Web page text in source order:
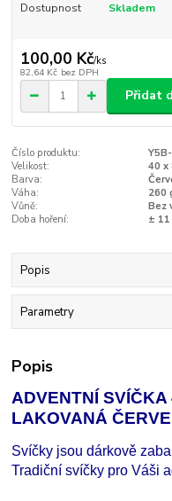
Dostupnost Skladem
100,00 Kč/ks
82,64 Kč bez DPH
Přidat
Číslo produktu:
Velikost:
40 x
Barva:
Váha:
260
Vůně:
Bez
Doba hoření:
±
Popis
Parametry
Popis
ADVENTNÍ
LAKOVANÁ
Svíčky jsou dárkově
Tradiční svíčky pro Váši